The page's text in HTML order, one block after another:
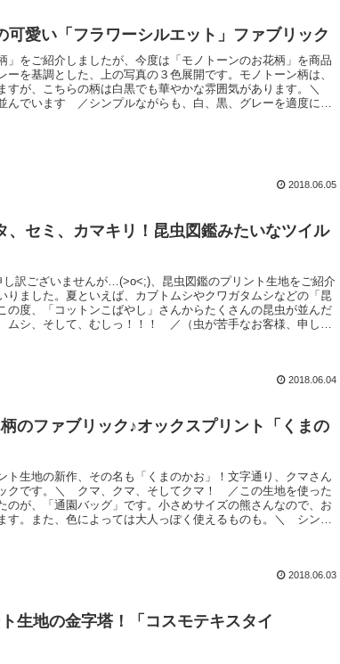
可愛い「フラワーシルエット」ファブリック
」をご紹介しましたが、今度は「モノトーンのお花柄」を商品
を基調とした、上の写真の３色展開です。モノトーン柄は、
すが、こちらの柄は白黒でも華やかな雰囲気があります。＼
んでいます ／シンプルながらも、白、黒、グレーを適度にミ
2018.06.05
、セミ、カマキリ！昆虫図鑑みたいなツイル
訳ございませんが…(>o<;)、昆虫図鑑のプリント生地をご紹介
ました。夏といえば、カブトムシやクワガタムシなどの「昆
の度、「コットンこばやし」さんからたくさんの昆虫が並んだ
シ、そして、むしっ！！！ ／（虫が苦手なお客様、申し訳
2018.06.04
のファブリック♪オックスプリント「くまの
ト生地の新作、その名も「くまのかお」！文字通り、クマさん
クです。＼ クマ、クマ、そしてクマ！ ／この生地を使った
のが、「通園バッグ」です。小さめサイズの熊さんなので、お
す。また、色によっては大人っぽく使えるものも。＼ シンプ
2018.06.03
生地の金字塔！「コスモテキスタイ